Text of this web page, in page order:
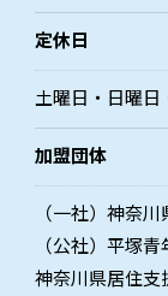
定休日
土曜日・日曜日
加盟団体
（一社）神奈
（公社）平塚
神奈川県居住支